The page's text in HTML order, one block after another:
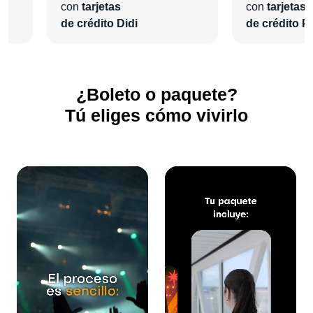
con tarjetas
de crédito Didi
con tarjetas
de crédito
¿Boleto o paquete?
Tú eliges cómo vivirlo